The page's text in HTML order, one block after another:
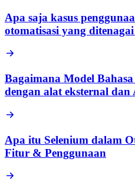
Apa saja kasus
otomatisasi yang
Bagaimana Model
dengan alat eksternal dan
Apa itu Selenium dalam
Fitur & Penggunaan